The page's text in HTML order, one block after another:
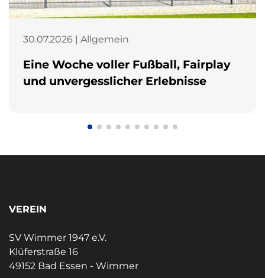
30.07.2026 | Allgemein
Eine Woche voller Fußball, Fairplay
und unvergesslicher Erlebnisse
VEREIN
SV Wimmer 1947 e.V.
Klüferstraße 16
49152 Bad Essen - Wimmer